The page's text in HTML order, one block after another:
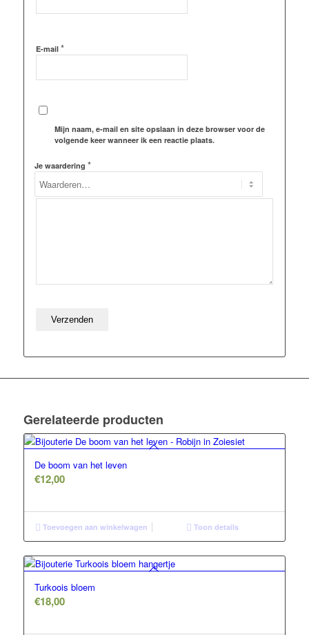
E-mail *
Mijn naam, e-mail en site opslaan in deze browser voor de
volgende keer wanneer ik een reactie plaats.
Je waardering *
Gerelateerde producten
De boom van het leven
€12,00
Toevoegen aan winkelwagen Toon details
Turkoois bloem
€18,00